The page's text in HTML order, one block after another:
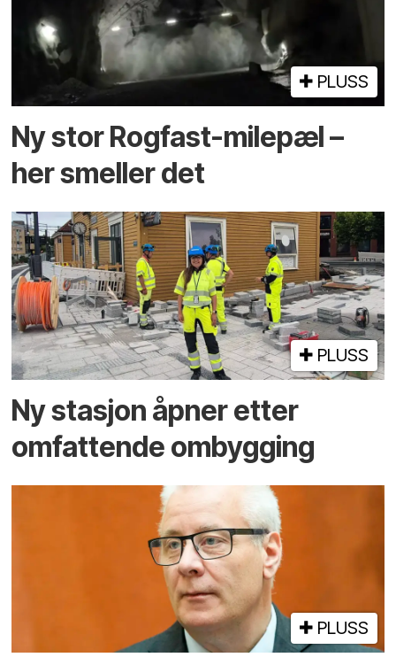
PLUSS
Ny stor Rogfast-milepæl –
her smeller det
PLUSS
Ny stasjon åpner etter
omfattende ombygging
PLUSS